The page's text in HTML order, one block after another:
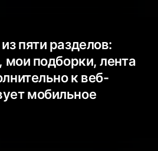
пяти разделов:
мои подборки, лента
к веб-
мобильное